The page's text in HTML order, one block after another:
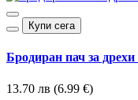
Купи сега
Бродиран пач за
13.70 лв (6.99 €)